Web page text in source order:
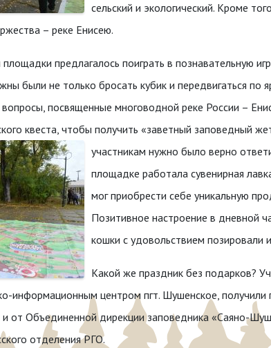
сельский и экологический. Кроме
– реке Енисею.
предлагалось поиграть в познавательную
были не только бросать кубик и передвигаться по
посвященные многоводной реке России –
квеста, чтобы получить «заветный заповедный
участникам нужно было верно
площадке работала сувенирная
мог приобрести себе уникальную
Позитивное настроение в дневной
кошки с удовольствием
Какой же праздник без подарков?
информационным центром пгт. Шушенское,
от Объединенной дирекции заповедника «Саяно-
отделения РГО.